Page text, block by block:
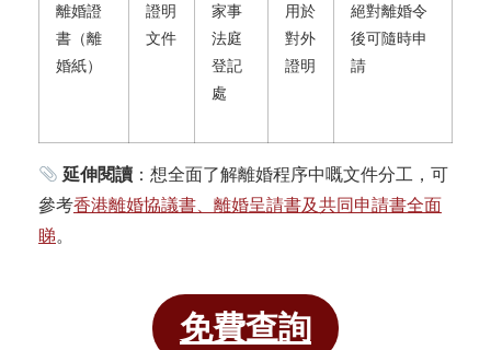
離婚證
書（離
婚紙）
證明
文件
家事
法庭
登記
處
用於
對外
證明
絕對離婚令
後可隨時申
請
延伸閱讀 ：想全面了解離婚程序中嘅文件分工，可
參考香港離婚協議書、離婚呈請書及共同申請書全面
睇。
免費查詢